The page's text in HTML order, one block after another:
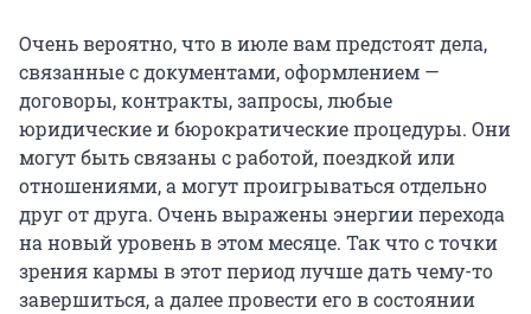
Очень вероятно, что в июле вам предстоят дела,
связанные с документами, оформлением —
договоры, контракты, запросы, любые
юридические и бюрократические процедуры. Они
могут быть связаны с работой, поездкой или
отношениями, а могут проигрываться отдельно
друг от друга. Очень выражены энергии перехода
на новый уровень в этом месяце. Так что с точки
зрения кармы в этот период лучше дать чему-то
завершиться, а далее провести его в состоянии